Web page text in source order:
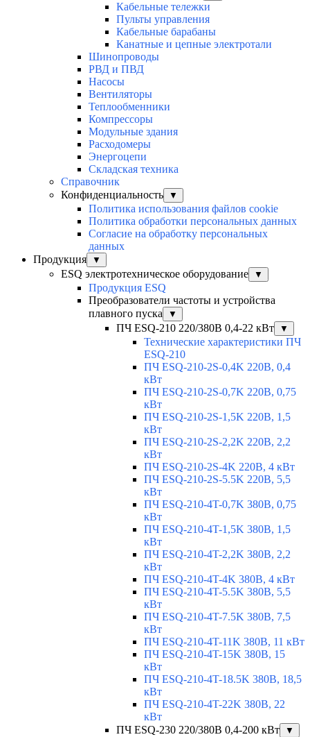
Кабельные тележки
Пульты управления
Кабельные барабаны
Канатные и цепные электротали
Шинопроводы
РВД и ПВД
Насосы
Вентиляторы
Теплообменники
Компрессоры
Модульные здания
Расходомеры
Энергоцепи
Складская техника
Справочник
Конфиденциальность
▼
Политика использования файлов cookie
Политика обработки персональных данных
Согласие на обработку персональных
данных
Продукция
▼
ESQ электротехническое оборудование ▼
Продукция ESQ
Преобразователи частоты и устройства
плавного пуска
▼
ПЧ ESQ-210 220/380В 0,4-22 кВт ▼
Технические характеристики ПЧ
ESQ-210
ПЧ ESQ-210-2S-0,4K 220В, 0,4
кВт
ПЧ ESQ-210-2S-0,7K 220В, 0,75
кВт
ПЧ ESQ-210-2S-1,5K 220В, 1,5
кВт
ПЧ ESQ-210-2S-2,2K 220В, 2,2
кВт
ПЧ ESQ-210-2S-4K 220В, 4 кВт
ПЧ ESQ-210-2S-5.5K 220В, 5,5
кВт
ПЧ ESQ-210-4T-0,7K 380В, 0,75
кВт
ПЧ ESQ-210-4T-1,5K 380В, 1,5
кВт
ПЧ ESQ-210-4T-2,2K 380В, 2,2
кВт
ПЧ ESQ-210-4T-4K 380В, 4 кВт
ПЧ ESQ-210-4T-5.5K 380В, 5,5
кВт
ПЧ ESQ-210-4T-7.5K 380В, 7,5
кВт
ПЧ ESQ-210-4T-11K 380В, 11 кВт
ПЧ ESQ-210-4T-15K 380В, 15
кВт
ПЧ ESQ-210-4T-18.5K 380В, 18,5
кВт
ПЧ ESQ-210-4T-22K 380В, 22
кВт
ПЧ ESQ-230 220/380В 0,4-200 кВт
▼